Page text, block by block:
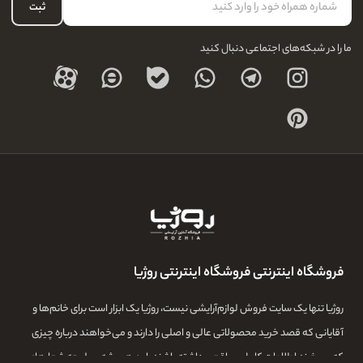
درباره ما
حساب کاربری
ثبت
ما را در شبکه‌های اجتماعی دنبال کنید
فروشگاه اینترنتی فروشگاه اینترنتی روژیا
روژیا تنها یک سایت فروش لوازم‌آرایشی نیست، روژیا یک ابزار است برای خانم‌ها و
آقایانی که قصد خرید محصولاتی عالی و اصلی را دارند و می‌خواهند درباره چیزی
که می‌خرند اطلاعات کامل و واقعی داشته باشند. این همیشه سرلوحه شعارهای